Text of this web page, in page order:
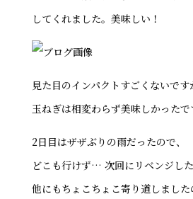
してくれました。美味しい！
見た目のインパクトすごくないで
玉ねぎは相変わらず美味しかったで
2日目はザザぶりの雨だったので、
どこも行けず… 次回にリベンジした
他にもちょこちょこ寄り道しました